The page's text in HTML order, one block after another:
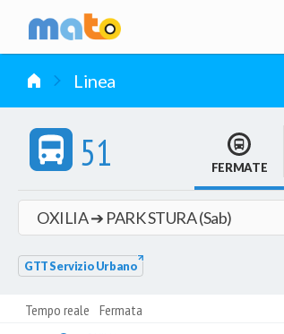
vai al contenuto
Linea
51 FERMATE
GTT Servizio Urbano
Tempo reale Fermata